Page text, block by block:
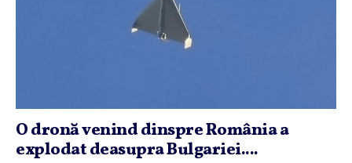
O dronă venind dinspre România a
explodat deasupra Bulgariei....